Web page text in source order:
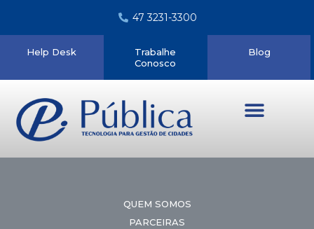
47 3231-3300
Help Desk
Trabalhe
Conosco
Blog
QUEM SOMOS
PARCEIRAS